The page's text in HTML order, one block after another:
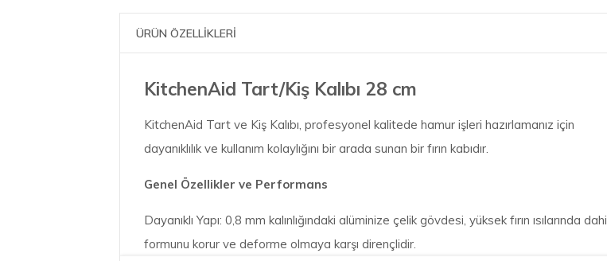
ÜRÜN ÖZELLİKLERİ
KitchenAid Tart/Kiş Kalıbı 28 cm
KitchenAid Tart ve Kiş Kalıbı, profesyonel kalitede hamur işleri hazırlamanız için
dayanıklılık ve kullanım kolaylığını bir arada sunan bir fırın kabıdır.
Genel Özellikler ve Performans
Dayanıklı Yapı: 0,8 mm kalınlığındaki alüminize çelik gövdesi, yüksek fırın ısılarında dahi
formunu korur ve deforme olmaya karşı dirençlidir.